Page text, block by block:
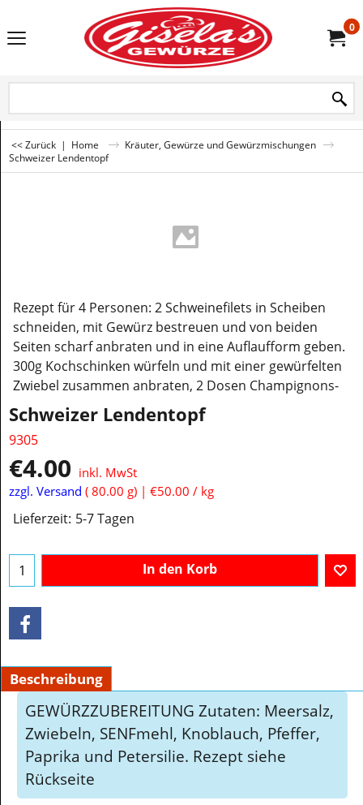
0
<< Zurück | Home
Kräuter, Gewürze und Gewürzmischungen
Schweizer Lendentopf
Rezept für 4 Personen: 2 Schweinefilets in Scheiben
schneiden, mit Gewürz bestreuen und von beiden
Seiten scharf anbraten und in eine Auflaufform geben.
300g Kochschinken würfeln und mit einer gewürfelten
Zwiebel zusammen anbraten, 2 Dosen Champignons-
Schweizer Lendentopf
9305
€4.00 inkl. MwSt
zzgl. Versand
80.00 g €50.00 / kg
Lieferzeit: 5-7 Tagen
In den Korb
Beschreibung
GEWÜRZZUBEREITUNG Zutaten: Meersalz,
Zwiebeln, SENFmehl, Knoblauch, Pfeffer,
Paprika und Petersilie. Rezept siehe
Rückseite